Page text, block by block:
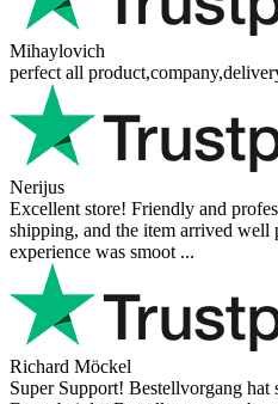
Mihaylovich
perfect all
Nerijus
Excellent store! Friendly and
shipping, and the item arrived well
experience was smoot ...
Richard Möckel
Super Support! Bestellvorgang